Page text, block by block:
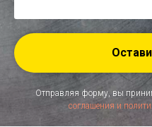
Отправляя форму, вы
соглашения и